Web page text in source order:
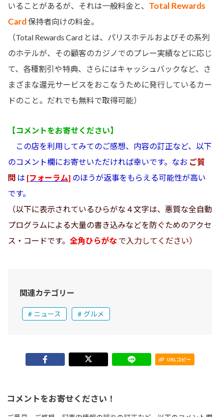
いることがあるが、それは一般料金と、 Total Rewards
Card保持者向けの料金。
（Total Rewards Card とは、パリスホテルおよびその系列
のホテルが、その顧客のカジノでのプレー実績などに応じ
て、各種割引や特典、さらにはキャッシュバックなど、さ
まざまな還元サービスをおこなうために発行しているカー
ドのこと。だれでも無料で取得可能）
【コメントをお寄せください】
この店を利用してみてのご感想、内容の訂正など、以下
のコメント欄にお寄せいただければ幸いです。なお ご質
問 は [フォーラム] のほうが返事をもらえる可能性が高い
です。
（以下に表示されているひらがな４文字は、悪質な全自動
プログラムによる大量の書き込みなどを防ぐためのアクセ
ス・コードです。 全角ひらがな で入力してください）
関連カテゴリー
ニュース グルメ
URLコピー
コメントをお寄せください！